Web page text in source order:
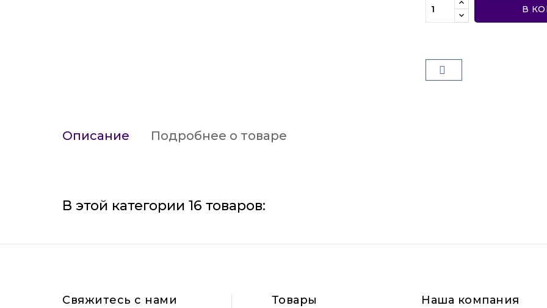
В
Описание Подробнее о товаре
В этой категории 16 товаров:
Свяжитесь с нами Товары Наша компания